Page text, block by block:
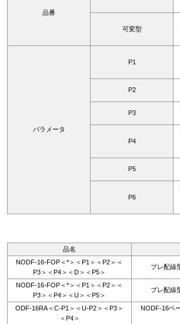
品番
可変型
パラメータ
P1
P2
P3
P4
P5
P6
品名
NODF-16-FOP＜*＞＜P1＞＜P2＞＜
P3＞＜P4＞＜D＞＜P5＞
プレ配線
NODF-16-FOP＜*＞＜P1＞＜P2＞＜
P3＞＜P4＞＜U＞＜P5＞
プレ配線
ODF-16RA＜C-P1＞＜U-P2＞＜P3＞
＜P4＞
NODF-16ベ